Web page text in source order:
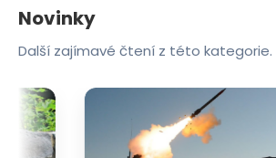
Novinky
Další zajímavé čtení z této kategorie.